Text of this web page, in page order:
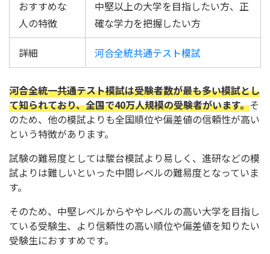
おすすめな
人の特徴
中堅以上の大学を目指したい方、正
確な学力を把握したい方
詳細 河合全統共通テスト模試
河合全統一共通テスト模試は受験者数が最も多い模試とし
て知られており、全国で40万人規模の受験者がいます。そ
のため、他の模試よりも全国順位や偏差値の信頼性が高い
という特徴があります。
試験の難易度としては駿台模試より易しく、進研などの模
試よりは難しいといった中間レベルの難易度となっていま
す。
そのため、中堅レベルからややレベルの高い大学を目指し
ている受験生、より信頼性の高い順位や偏差値を知りたい
受験生におすすめです。